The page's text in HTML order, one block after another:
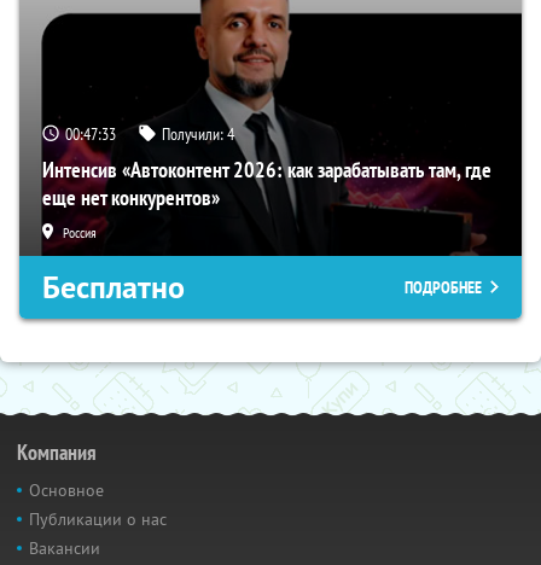
00:47:33 Получили:4
Интенсив «Автоконтент 2026: как зарабатывать там, где
еще нет конкурентов»
Россия
Бесплатно ПОДРОБНЕЕ
Компания
Основное
Публикации о нас
Вакансии